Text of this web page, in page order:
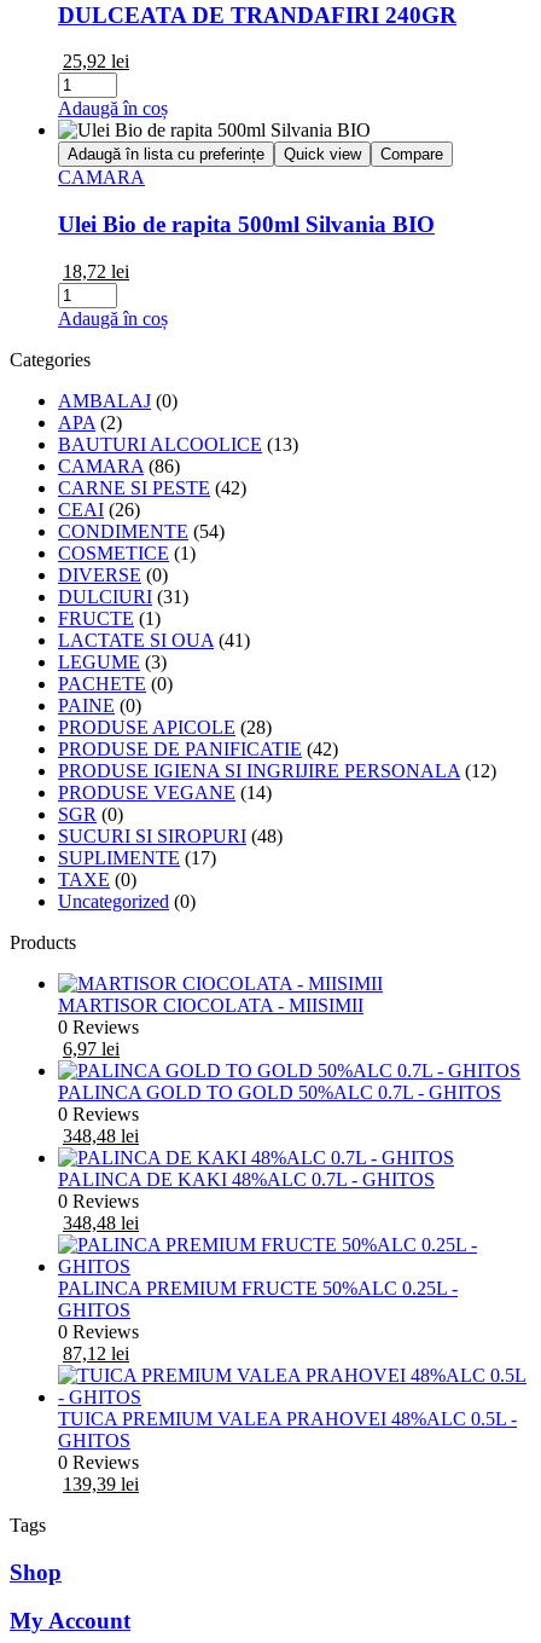
DULCEATA DE TRANDAFIRI 240GR
25,92 lei
Cantitate
DULCEATA
DE
TRANDAFIRI
240GR
Adaugă în coș
Adaugă în lista cu preferințe Quick view Compare
CAMARA
Ulei Bio de rapita 500ml Silvania BIO
18,72 lei
Cantitate
Ulei
de
500ml
Silvania
BIO
Adaugă în coș
Categories
AMBALAJ (0)
APA (2)
BAUTURI ALCOOLICE (13)
CAMARA (86)
CARNE SI PESTE (42)
CEAI (26)
CONDIMENTE (54)
COSMETICE (1)
DIVERSE (0)
DULCIURI (31)
FRUCTE (1)
LACTATE SI OUA (41)
LEGUME (3)
PACHETE (0)
PAINE (0)
PRODUSE APICOLE (28)
PRODUSE DE PANIFICATIE (42)
PRODUSE IGIENA SI INGRIJIRE PERSONALA (12)
PRODUSE VEGANE (14)
SGR (0)
SUCURI SI SIROPURI (48)
SUPLIMENTE (17)
TAXE (0)
Uncategorized (0)
Products
MARTISOR CIOCOLATA - MIISIMII
0 Reviews
6,97 lei
PALINCA GOLD TO GOLD 50%ALC 0.7L - GHITOS
0 Reviews
348,48 lei
PALINCA DE KAKI 48%ALC 0.7L - GHITOS
0 Reviews
348,48 lei
PALINCA PREMIUM FRUCTE 50%ALC 0.25L -
GHITOS
0 Reviews
87,12 lei
TUICA PREMIUM VALEA PRAHOVEI 48%ALC 0.5L -
GHITOS
0 Reviews
139,39 lei
Tags
Shop
My Account